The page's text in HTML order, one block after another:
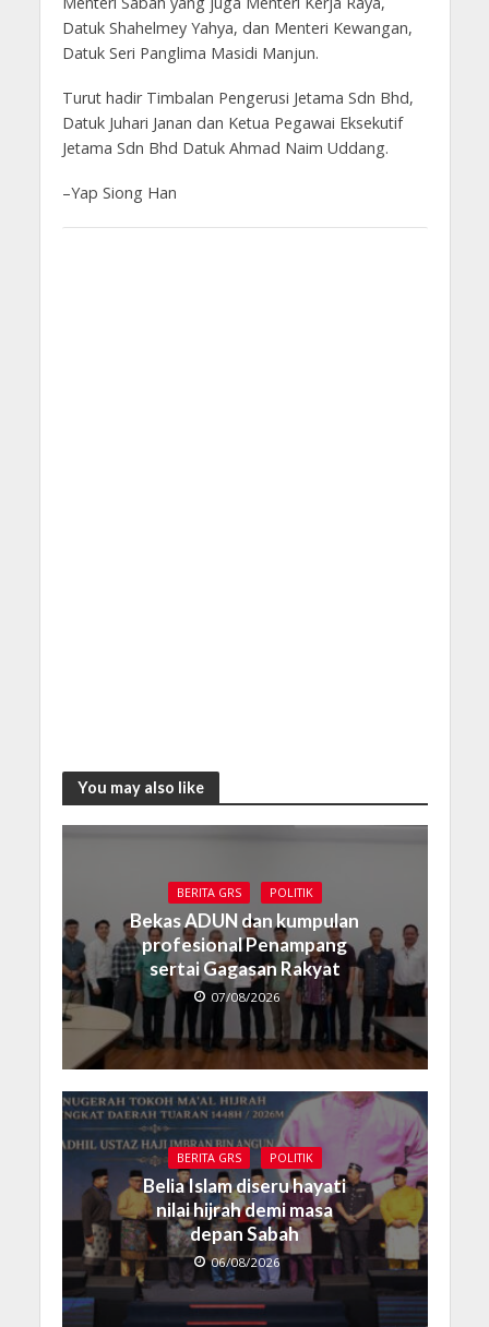
Datuk Shahelmey Yahya, dan Menteri Kewangan,
Datuk Seri Panglima Masidi Manjun.
Turut hadir Timbalan Pengerusi Jetama Sdn Bhd,
Datuk Juhari Janan dan Ketua Pegawai Eksekutif
Jetama Sdn Bhd Datuk Ahmad Naim Uddang.
–Yap Siong Han
You may also like
BERITA GRS POLITIK
Bekas ADUN dan kumpulan
profesional Penampang
sertai Gagasan Rakyat
07/08/2026
BERITA GRS POLITIK
Belia Islam diseru hayati
nilai hijrah demi masa
depan Sabah
06/08/2026